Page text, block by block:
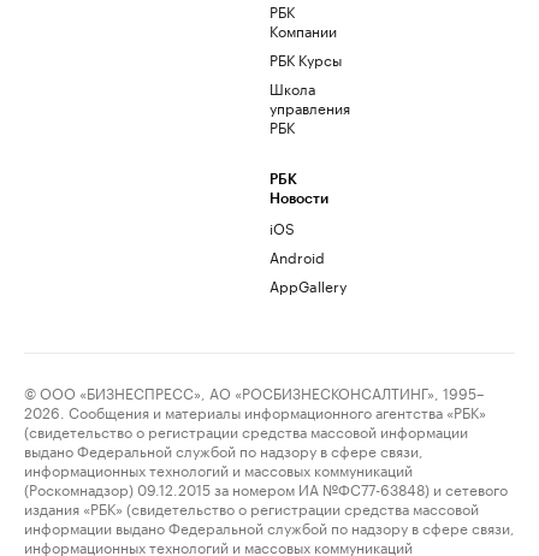
РБК
Компании
РБК Курсы
Школа
управления
РБК
РБК
Новости
iOS
Android
AppGallery
© ООО «БИЗНЕСПРЕСС», АО «РОСБИЗНЕСКОНСАЛТИНГ», 1995–
2026. Сообщения и материалы информационного агентства «РБК»
(свидетельство о регистрации средства массовой информации
выдано Федеральной службой по надзору в сфере связи,
информационных технологий и массовых коммуникаций
(Роскомнадзор) 09.12.2015 за номером ИА №ФС77-63848) и сетевого
издания «РБК» (свидетельство о регистрации средства массовой
информации выдано Федеральной службой по надзору в сфере связи,
информационных технологий и массовых коммуникаций